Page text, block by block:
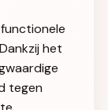
het
tegen